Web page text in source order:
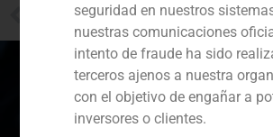
PREVIOUS
España Portugal
seguridad en nuestros
nuestras comunicaciones
intento de fraude ha sido
terceros ajenos a nuestra
con el objetivo de engañar a
inversores o clientes.